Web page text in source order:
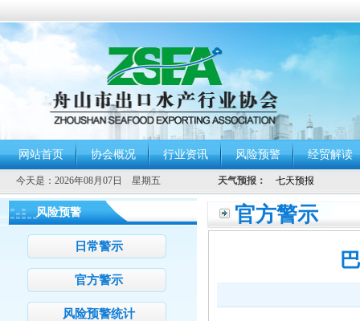
网站首页 协会概况 行业资讯 风险预警 经贸解读
今天是： 2026年08月07日 星期五 天气预报：
风险预警
日常警示
官方警示
风险预警统计
官方警示